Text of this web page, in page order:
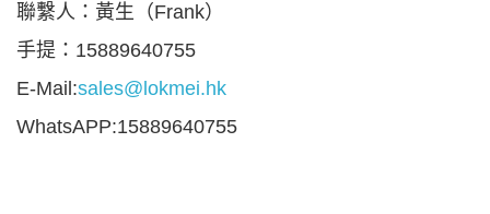
聯繫人：黃生（Frank）
手提：15889640755
E-Mail:sales@lokmei.hk
WhatsAPP:15889640755